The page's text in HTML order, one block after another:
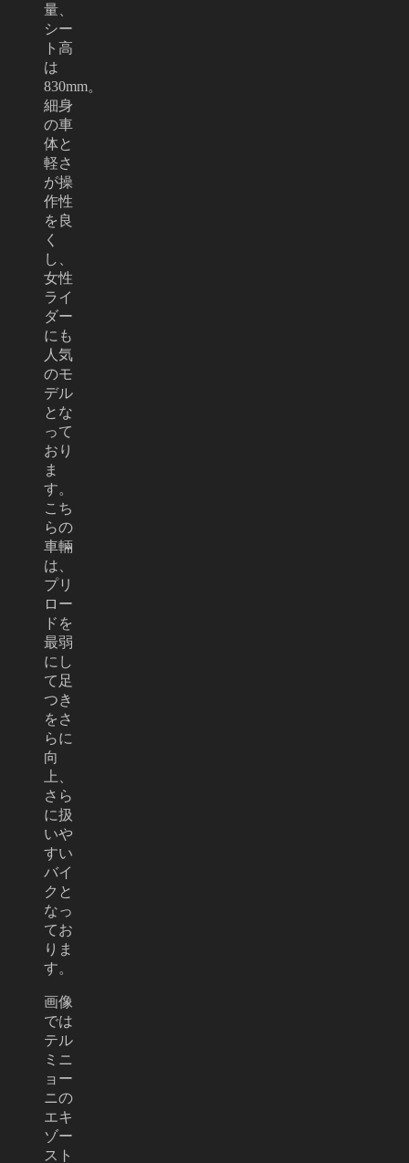
量、
シー
ト高
は
830mm。
細身
の車
体と
軽さ
が操
作性
を良
く
し、
女性
ライ
ダー
にも
人気
のモ
デル
とな
って
おり
ま
す。
こち
らの
車輛
は、
プリ
ロー
ドを
最弱
にし
て足
つき
をさ
らに
向
上、
さら
に扱
いや
すい
バイ
クと
なっ
てお
りま
す。
画像
では
テル
ミニ
ョー
ニの
エキ
ゾー
スト